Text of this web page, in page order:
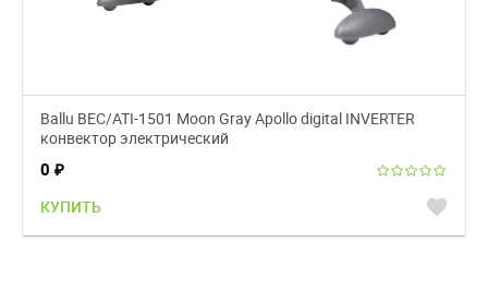
Ballu BEC/ATI-1501 Moon Gray Apollo digital INVERTER
конвектор электрический
0 ₽
КУПИТЬ favorite